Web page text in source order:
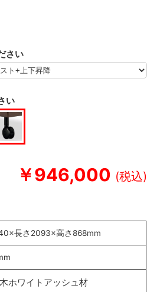
￥946,000
さい
い
長さ2093×高さ868mm
ホワイトアッシュ材